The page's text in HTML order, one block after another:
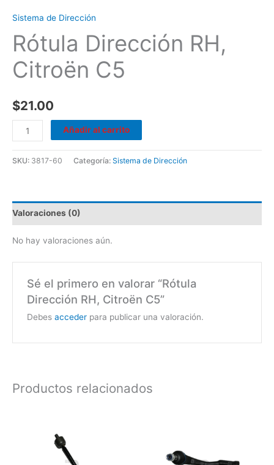
Sistema de Dirección
Rótula Dirección RH,
Citroën C5
$21.00
Añadir al carrito
SKU: 3817-60 Categoría: Sistema de Dirección
Valoraciones (0)
No hay valoraciones aún.
Sé el primero en valorar “Rótula
Dirección RH, Citroën C5”
Debes accederpara publicar una valoración.
Productos relacionados